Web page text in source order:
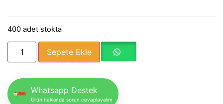
400 adet stokta
Sepete Ekle
Whatsapp Destek
Ürün hakkında sorun cevaplayalım